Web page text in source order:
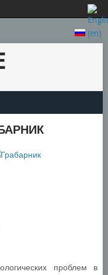
проблем в